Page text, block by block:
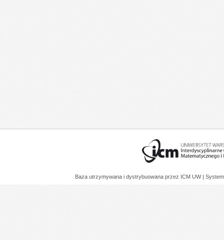
Baza utrzymywana i dystrybuowana przez ICM UW |